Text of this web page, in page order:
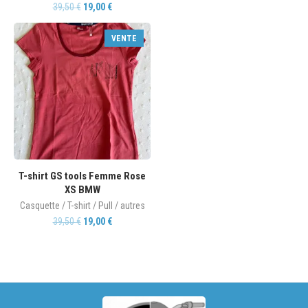
39,50€ 19,00 €
VENTE
T-shirt GS tools Femme Rose
XS BMW
Casquette / T-shirt / Pull / autres
39,50€ 19,00 €